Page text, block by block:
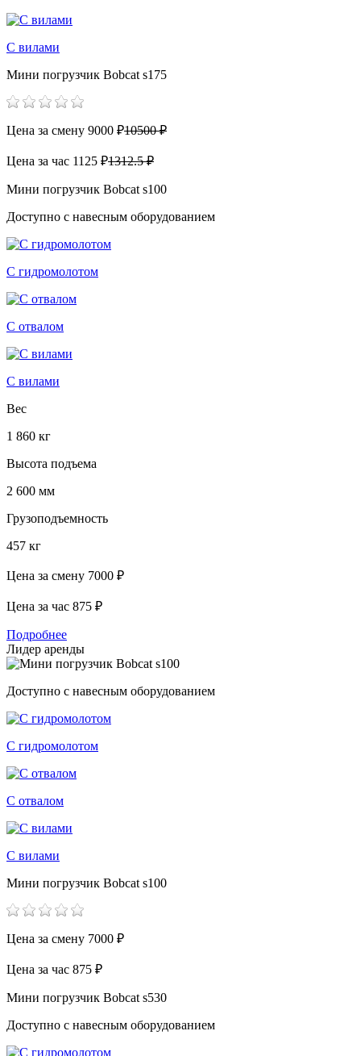
С вилами
Мини погрузчик Bobcat s175
Цена за смену 9000 ₽10500 ₽
Цена за час 1125 ₽1312.5 ₽
Мини погрузчик Bobcat s100
Доступно с навесным оборудованием
С гидромолотом
С отвалом
С вилами
Вес
1 860 кг
Высота подъема
2 600 мм
Грузоподъемность
457 кг
Цена за смену 7000 ₽
Цена за час 875 ₽
Подробнее
Лидер аренды
Доступно с навесным оборудованием
С гидромолотом
С отвалом
С вилами
Мини погрузчик Bobcat s100
Цена за смену 7000 ₽
Цена за час 875 ₽
Мини погрузчик Bobcat s530
Доступно с навесным оборудованием